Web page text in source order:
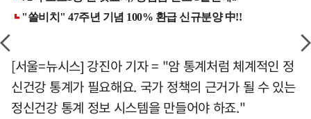
[서울=뉴시스] 강진아 기자 = "암 통계처럼 체계적인 정
신건강 통계가 필요해요. 국가 정책의 근거가 될 수 있는
정신건강 통계 정보 시스템을 만들어야 하죠."